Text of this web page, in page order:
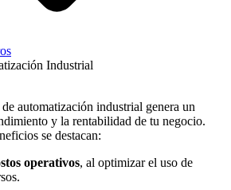
Industrial
automatización industrial genera un
y la rentabilidad de tu negocio.
se destacan:
operativos, al optimizar el uso de